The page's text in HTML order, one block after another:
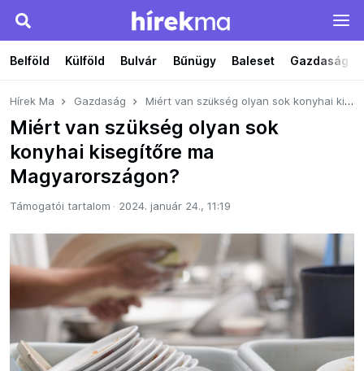
Belföld Külföld Bulvár Bűnügy Baleset Gazdaság
Hírek Ma Gazdaság Miért van szükség olyan sok konyhai kisegítőre ma Magyarországon?
Miért van szükség olyan sok
konyhai kisegítőre ma
Magyarországon?
Támogatói tartalom 2024. január 24., 11:19